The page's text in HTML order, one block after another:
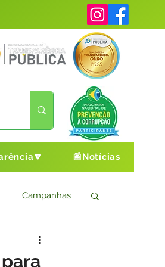
📰Notícias
Campanhas
Cultura e Esporte